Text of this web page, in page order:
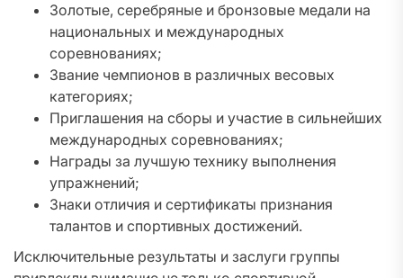
Золотые, серебряные и бронзовые медали на
национальных и международных
соревнованиях;
Звание чемпионов в различных весовых
категориях;
Приглашения на сборы и участие в сильнейших
международных соревнованиях;
Награды за лучшую технику выполнения
упражнений;
Знаки отличия и сертификаты признания
талантов и спортивных достижений.
Исключительные результаты и заслуги группы